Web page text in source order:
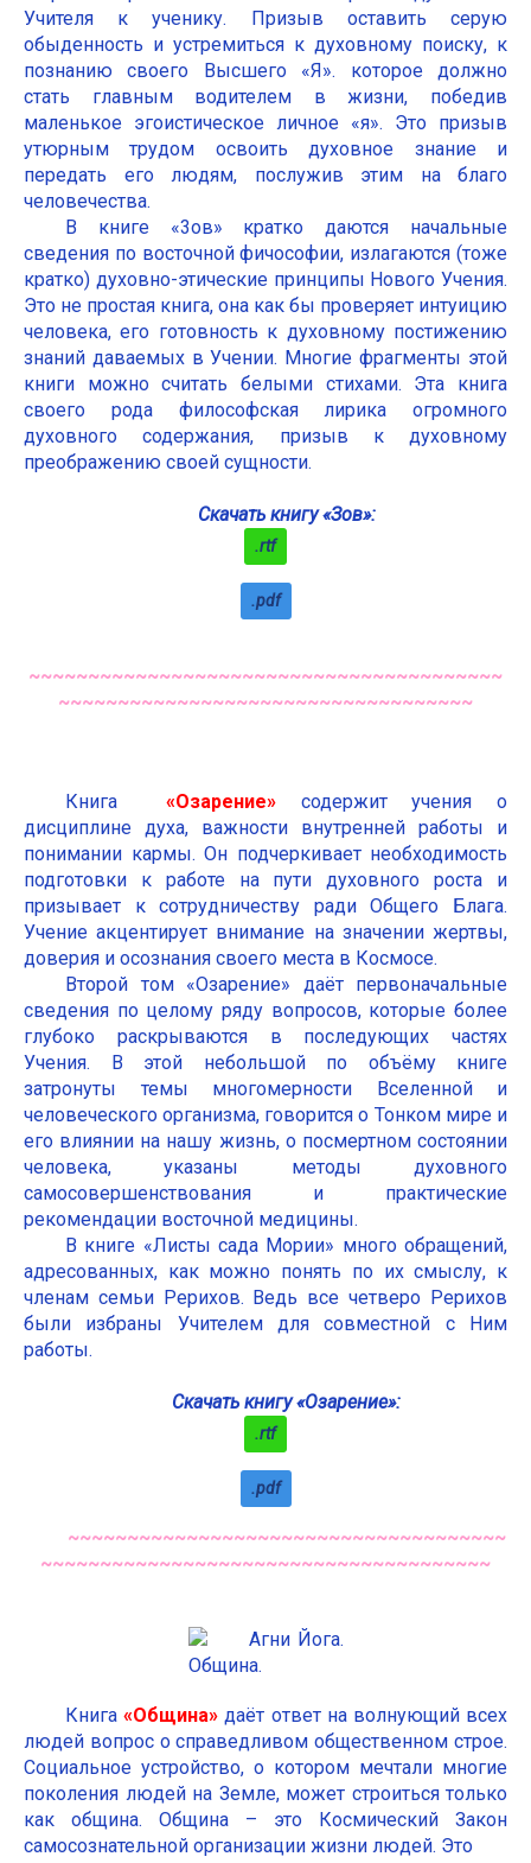
Учителя к ученику. Призыв оставить серую
обыденность и устремиться к духовному поиску, к
познанию своего Высшего «Я». которое должно
стать главным водителем в жизни, победив
маленькое эгоистическое личное «я». Это призыв
утюрным трудом освоить духовное знание и
передать его людям, послужив этим на благо
человечества.
В книге «3ов» кратко даются начальные
сведения по восточной фичософии, излагаются (тоже
кратко) духовно-этические принципы Нового Учения.
Это не простая книга, она как бы проверяет интуицию
человека, его готовность к духовному постижению
знаний даваемых в Учении. Многие фрагменты этой
книги можно считать белыми стихами. Эта книга
своего рода философская лирика огромного
духовного содержания, призыв к духовному
преображению своей сущности.
Скачать книгу «Зов»:
.rtf
.pdf
~~~~~~~~~~~~~~~~~~~~~~~~~~~~~~~~~~~~~~~~
~~~~~~~~~~~~~~~~~~~~~~~~~~~~~~~~~~~
Книга«Озарение» содержит учения о
дисциплине духа, важности внутренней работы и
понимании кармы. Он подчеркивает необходимость
подготовки к работе на пути духовного роста и
призывает к сотрудничеству ради Общего Блага.
Учение акцентирует внимание на значении жертвы,
доверия и осознания своего места в Космосе.
Второй том «Озарение» даёт первоначальные
сведения по целому ряду вопросов, которые более
глубоко раскрываются в последующих частях
Учения. В этой небольшой по объёму книге
затронуты темы многомерности Вселенной и
человеческого организма, говорится о Тонком мире и
его влиянии на нашу жизнь, о посмертном состоянии
человека, указаны методы духовного
самосовершенствования и практические
рекомендации восточной медицины.
В книге «Листы сада Мории» много обращений,
адресованных, как можно понять по их смыслу, к
членам семьи Рерихов. Ведь все четверо Рерихов
были избраны Учителем для совместной с Ним
работы.
Скачать книгу «Озарение»:
.rtf
.pdf
~~~~~~~~~~~~~~~~~~~~~~~~~~~~~~~~~~~~~
~~~~~~~~~~~~~~~~~~~~~~~~~~~~~~~~~~~~~~
Книга«Община» даёт ответ на волнующий всех
людей вопрос о справедливом общественном строе.
Социальное устройство, о котором мечтали многие
поколения людей на Земле, может строиться только
как община. Община – это Космический Закон
самосознательной организации жизни людей. Это